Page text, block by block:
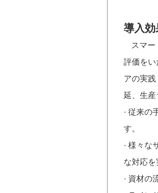
導入効
スマー
評価をい
アの実
延、生産
· 従来の
す。
· 様々な
な対応を
· 資材の